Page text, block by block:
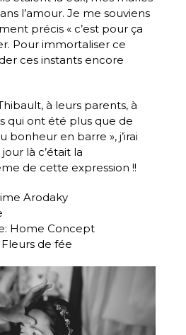
l’amour. Je me souviens
précis « c’est pour ça
Pour immortaliser ce
ces instants encore
à leurs parents, à
qui ont été plus que de
bonheur en barre », j’irai
là c’était la
de cette expression !!
Arodaky
Home Concept
de fée